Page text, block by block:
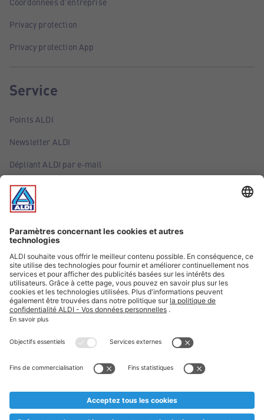
Privacy protection
Privacy protection App
Service
Points ALDI
Newsletter ALDI
Dépliant ALDI par e-mail
Offres
Infos essentielles
Suivez ALDI Belgique
Textes marqués d'un astérisque et mentions légales
* Nous vendons ces articles temporairement et jusqu'à
au cas où, malgré le planning bien étudié, nous serions
prématurément en rupture de stock. Prix Recupel et TVA incl.
** Sur ce site, l’utilisation de la forme masculine a été adoptée